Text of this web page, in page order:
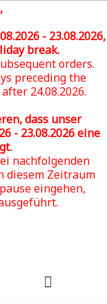
- 23.08.2026,
break.
orders.
preceding the
24.08.2026.
dass unser
- 23.08.2026eine
nachfolgenden
diesem Zeitraum
eingehen,